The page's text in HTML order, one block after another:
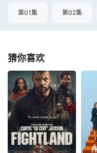
第01集 第02集
猜你喜欢